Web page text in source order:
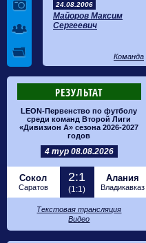
24.08.2006
Майоров Максим
Сергеевич
Команда
РЕЗУЛЬТАТ
LEON-Первенство по футболу
среди команд Второй Лиги
«Дивизион А» сезона 2026-2027
годов
4 тур 08.08.2026
Сокол
Саратов
2:1
(1:1)
Алания
Владикавказ
Текстовая трансляция
Видео